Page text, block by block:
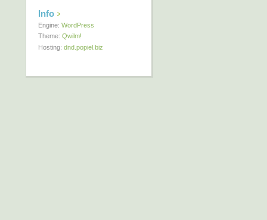
Info
Engine: WordPress
Theme: Qwilm!
Hosting: dnd.popiel.biz